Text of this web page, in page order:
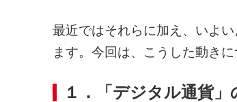
最近ではそれらに加え、いよ
ます。今回は、こうした動きに
１．「デジタル通貨」